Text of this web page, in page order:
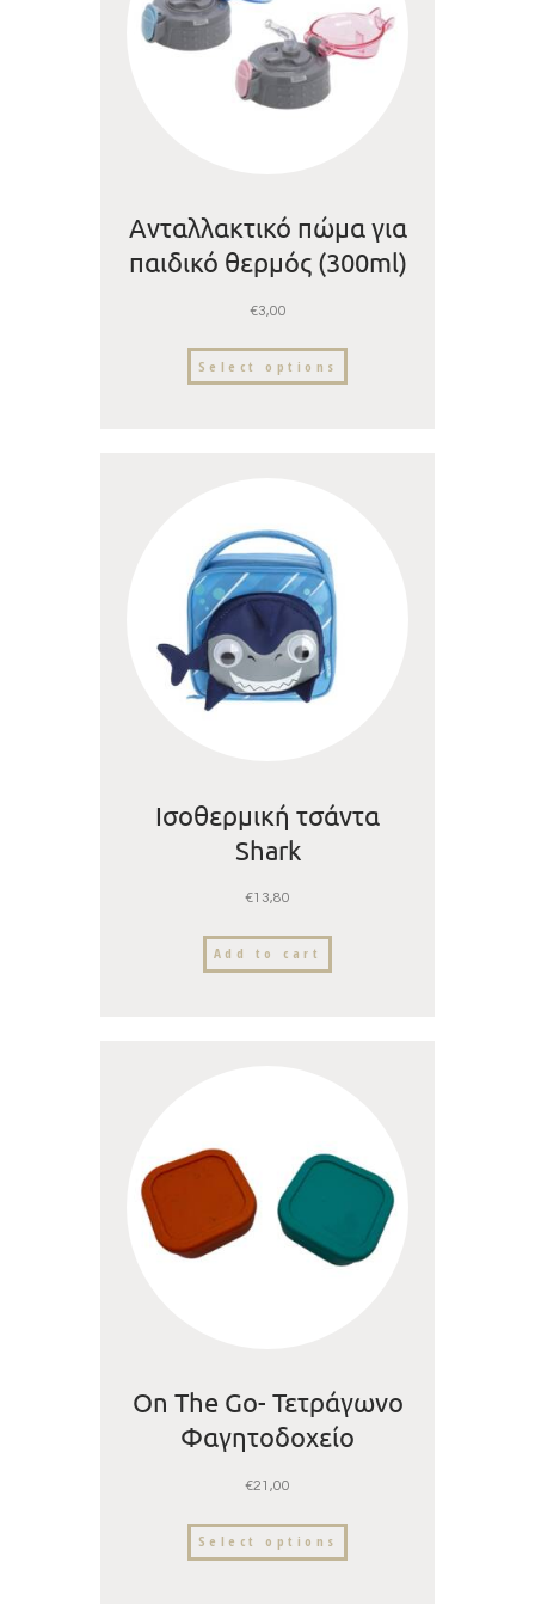
Ανταλλακτικό πώμα για
παιδικό θερμός (300ml)
€3,00
Select options
Ισοθερμική τσάντα
Shark
€13,80
Add to cart
On The Go- Τετράγωνο
Φαγητοδοχείο
€21,00
Select options